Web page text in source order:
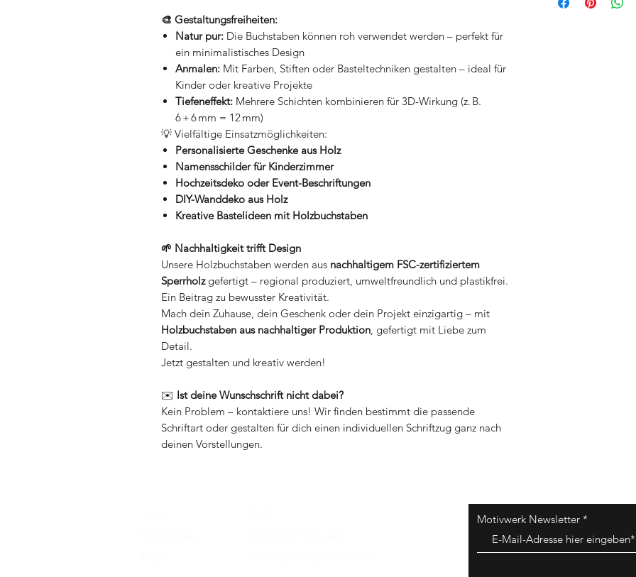
🎨 Gestaltungsfreiheiten:
Natur pur: Die Buchstaben können roh verwendet werden – perfekt für
ein minimalistisches Design
Anmalen: Mit Farben, Stiften oder Basteltechniken gestalten – ideal für
Kinder oder kreative Projekte
Tiefeneffekt: Mehrere Schichten kombinieren für 3D-Wirkung (z. B.
6 + 6 mm = 12 mm)
💡 Vielfältige Einsatzmöglichkeiten:
Personalisierte Geschenke aus Holz
Namensschilder für Kinderzimmer
Hochzeitsdeko oder Event-Beschriftungen
DIY-Wanddeko aus Holz
Kreative Bastelideen mit Holzbuchstaben
🌱 Nachhaltigkeit trifft Design
Unsere Holzbuchstaben werden aus nachhaltigem FSC-zertifiziertem
Sperrholzgefertigt – regional produziert, umweltfreundlich und plastikfrei.
Ein Beitrag zu bewusster Kreativität.
Mach dein Zuhause, dein Geschenk oder dein Projekt einzigartig – mit
Holzbuchstaben aus nachhaltiger Produktion, gefertigt mit Liebe zum
Detail.
Jetzt gestalten und kreativ werden!
✉️ Ist deine Wunschschrift nicht dabei?
Kein Problem – kontaktiere uns! Wir finden bestimmt die passende
Schriftart oder gestalten für dich einen individuellen Schriftzug ganz nach
deinen Vorstellungen.
Motivwerk Newsletter